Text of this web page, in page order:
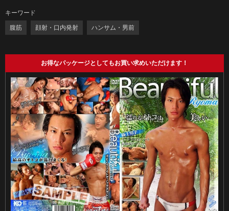
キーワード
腹筋 顔射・口内発射 ハンサム・男前
お得なパッケージとしてもお買い求めいただけます！